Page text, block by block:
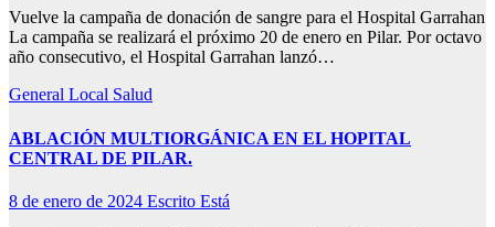
Vuelve la campaña de donación de sangre para el Hospital Garrahan
La campaña se realizará el próximo 20 de enero en Pilar. Por octavo
año consecutivo, el Hospital Garrahan lanzó…
General Local Salud
ABLACIÓN MULTIORGÁNICA EN EL HOPITAL
CENTRAL DE PILAR.
8 de enero de 2024 Escrito Está